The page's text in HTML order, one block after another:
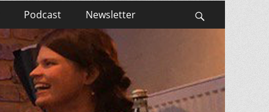
Podcast Newsletter